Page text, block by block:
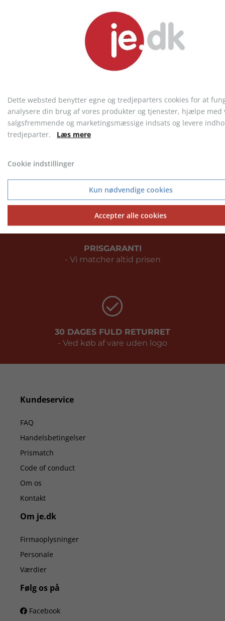
fra 1,76 kr. fra 1,95 kr.
KONTAKT KUNDESERVICE
PRISGARANTI
- Vi matcher altid prisen
30 DAGES FULD RETURRET
- Ved køb af vare uden logo
Kundeservice
FAQ
Handelsbetingelser
Prismatch
Code of conduct
Om os
Kontakt
Om je.dk
Firmaoplysninger
Personale
Værdier
Følg os på
Facebook
Dette websted benytter egne og tredjeparters cookies for at
analysere din brug af vores produkter og tjenester, hjælpe med
salgsfremmende og marketingsmæssige indsats og levere
tredjeparter. Læs mere
Cookie indstillinger
Kun nødvendige cookies
Accepter alle cookies